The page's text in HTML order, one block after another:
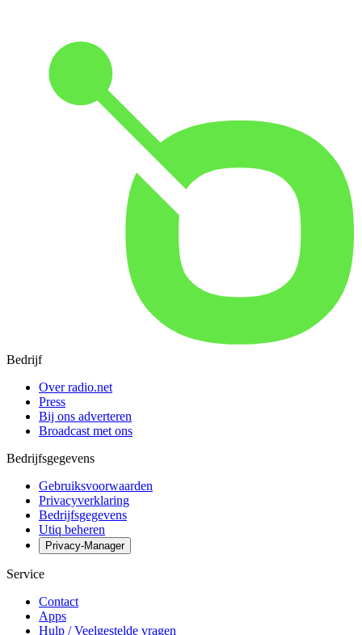
Bedrijf
Over radio.net
Press
Bij ons adverteren
Broadcast met ons
Bedrijfsgegevens
Gebruiksvoorwaarden
Privacyverklaring
Bedrijfsgegevens
Utiq beheren
Privacy-Manager
Service
Contact
Apps
Hulp / Veelgestelde vragen